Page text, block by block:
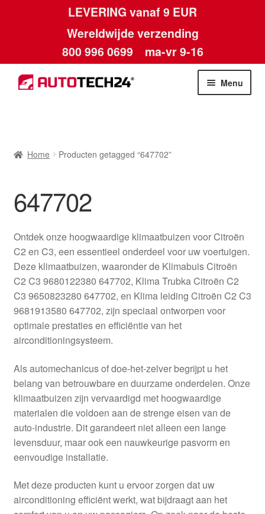
LEVERING vanaf 9 EUR
Wereldwijde verzending
800 996 0699 ma-vr 9-16
Ga
door
Ga
naar
Menu
Betalingen
Contact
Kassa
Klachten
Klachtenprocedure
Levering
Mijn account
Over ons
Privacybeleid
Wereldwijde verzending
Home Producten getagged “647702”
647702
Ontdek onze hoogwaardige klimaatbuizen voor Citroën
C2 en C3, een essentieel onderdeel voor uw voertuigen.
Deze klimaatbuizen, waaronder de Klimabuis Citroën
C2 C3 9680122380 647702, Klima Trubka Citroën C2
C3 9650823280 647702, en Klima leiding Citroën C2 C3
9681913580 647702, zijn speciaal ontworpen voor
optimale prestaties en efficiëntie van het
airconditioningsysteem.
Als automechanicus of doe-het-zelver begrijpt u het
belang van betrouwbare en duurzame onderdelen. Onze
klimaatbuizen zijn vervaardigd met hoogwaardige
materialen die voldoen aan de strenge eisen van de
auto-industrie. Dit garandeert niet alleen een lange
levensduur, maar ook een nauwkeurige pasvorm en
eenvoudige installatie.
Met deze producten kunt u ervoor zorgen dat uw
airconditioning efficiënt werkt, wat bijdraagt aan het